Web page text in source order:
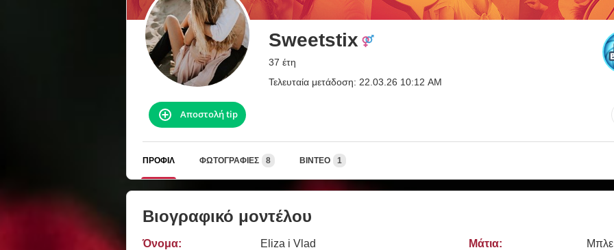
Sweetstix
37 έτη
Τελευταία μετάδοση: 22.03.26 10:12 AM
Αποστολή tip
ΠΡΟΦΊΛ ΦΩΤΟΓΡΑΦΊΕΣ 8 ΒΊΝΤΕΟ 1
Βιογραφικό μοντέλου
Όνομα:
Eliza i Vlad
Μάτια:
Μπλε